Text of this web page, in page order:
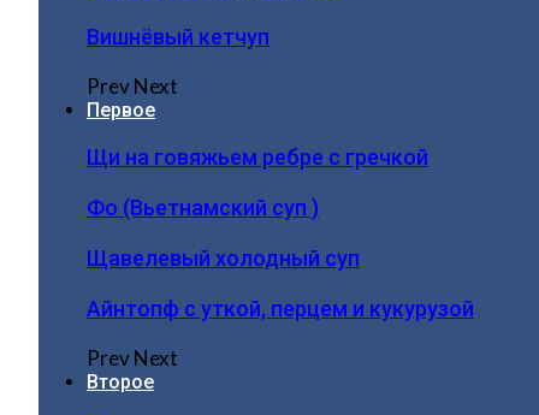
Вишнёвый кетчуп
PrevNext
Первое
Щи на говяжьем ребре с гречкой
Фо (Вьетнамский суп )
Щавелевый холодный суп
Айнтопф с уткой, перцем и кукурузой
PrevNext
Второе